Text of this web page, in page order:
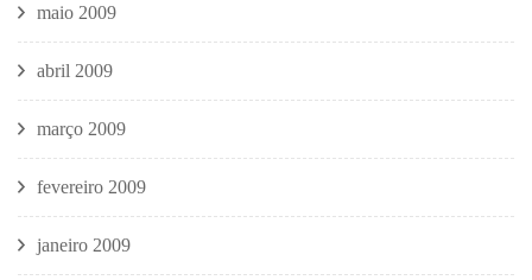
maio 2009
abril 2009
março 2009
fevereiro 2009
janeiro 2009